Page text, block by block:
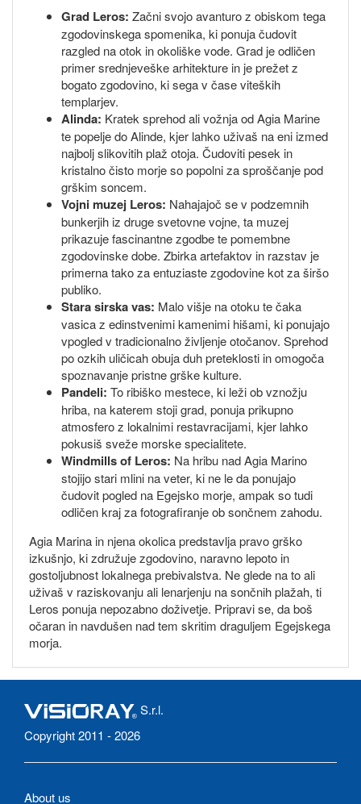
Grad Leros: Začni svojo avanturo z obiskom tega
zgodovinskega spomenika, ki ponuja čudovit
razgled na otok in okoliške vode. Grad je odličen
primer srednjeveške arhitekture in je prežet z
bogato zgodovino, ki sega v čase viteških
templarjev.
Alinda: Kratek sprehod ali vožnja od Agia Marine
te popelje do Alinde, kjer lahko uživaš na eni izmed
najbolj slikovitih plaž otoja. Čudoviti pesek in
kristalno čisto morje so popolni za sproščanje pod
grškim soncem.
Vojni muzej Leros: Nahajajoč se v podzemnih
bunkerjih iz druge svetovne vojne, ta muzej
prikazuje fascinantne zgodbe te pomembne
zgodovinske dobe. Zbirka artefaktov in razstav je
primerna tako za entuziaste zgodovine kot za širšo
publiko.
Stara sirska vas: Malo višje na otoku te čaka
vasica z edinstvenimi kamenimi hišami, ki ponujajo
vpogled v tradicionalno življenje otočanov. Sprehod
po ozkih uličicah obuja duh preteklosti in omogoča
spoznavanje pristne grške kulture.
Pandeli: To ribiško mestece, ki leži ob vznožju
hriba, na katerem stoji grad, ponuja prikupno
atmosfero z lokalnimi restavracijami, kjer lahko
pokusiš sveže morske specialitete.
Windmills of Leros: Na hribu nad Agia Marino
stojijo stari mlini na veter, ki ne le da ponujajo
čudovit pogled na Egejsko morje, ampak so tudi
odličen kraj za fotografiranje ob sončnem zahodu.
Agia Marina in njena okolica predstavlja pravo grško
izkušnjo, ki združuje zgodovino, naravno lepoto in
gostoljubnost lokalnega prebivalstva. Ne glede na to ali
uživaš v raziskovanju ali lenarjenju na sončnih plažah, ti
Leros ponuja nepozabno doživetje. Pripravi se, da boš
očaran in navdušen nad tem skritim draguljem Egejskega
morja.
S.r.l.
Copyright 2011 - 2026
About us